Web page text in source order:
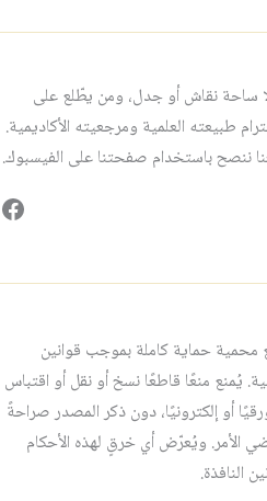
ساحة نقاش أو جدل، ومن يطّلع على
طبيعته العلمية ومرجعيته الأكاديمية.
ننصح باستخدام صفحتنا على الفيسبوك.
محمية حماية كاملة بموجب قوانين
يُمنع منعًا قاطعًا نسخ أو نقل أو اقتباس
أو إلكترونيًا، دون ذكر المصدر صراحةً
ويُعرّض أي خرقٍ لهذه الأحكام
النافذة.